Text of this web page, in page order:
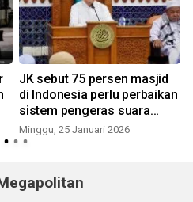
JK sebut 75 persen masjid
di Indonesia perlu perbaikan
sistem pengeras suara
akustik
Minggu, 25 Januari 2026